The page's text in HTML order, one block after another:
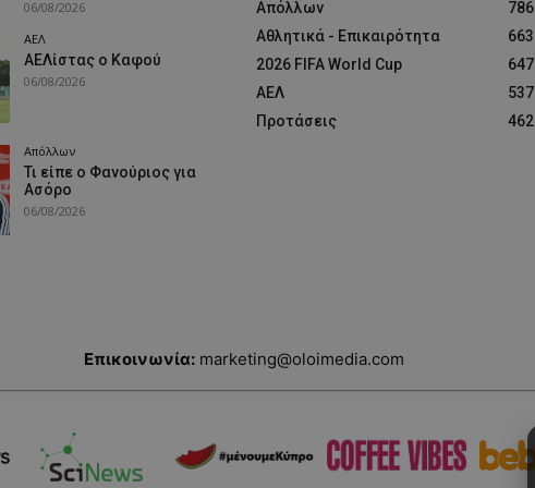
06/08/2026
ΑΕΛ
ΑΕΛίστας ο Καφού
06/08/2026
Απόλλων
Τι είπε ο Φανούριος για
Ασόρο
06/08/2026
Απόλλων
786
Αθλητικά - Επικαιρότητα
663
2026 FIFA World Cup
647
ΑΕΛ
537
Προτάσεις
462
Επικοινωνία: marketing@oloimedia.com